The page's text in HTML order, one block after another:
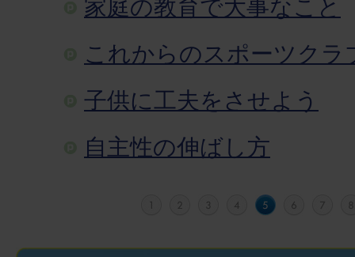
家庭の教育で大事なこと
これからのスポーツクラ
子供に工夫をさせよう
自主性の伸ばし方